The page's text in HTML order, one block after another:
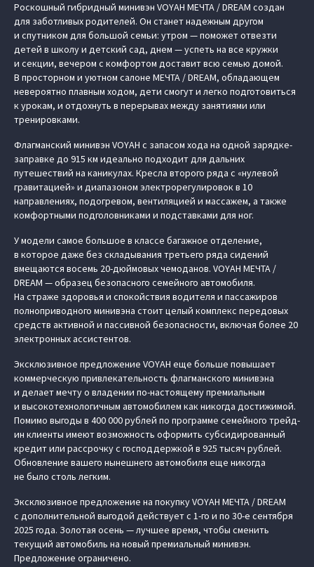
Роскошный гибридный минивэн VOYAH МЕЧТА / DREAM создан
для заботливых родителей. Он станет надежным другом
и спутником для большой семьи: утром — поможет отвезти
детей в школу и детский сад, днем — успеть на все кружки
и секции, вечером с комфортом доставит всю семью домой.
В просторном и уютном салоне МЕЧТА / DREAM, обладающем
невероятно плавным ходом, дети смогут и легко подготовиться
к урокам, и отдохнуть в перерывах между занятиями или
тренировками.
Флагманский минивэн VOYAH с запасом хода на одной зарядке-
заправке до 915 км идеально подходит для дальних
путешествий на каникулах. Кресла второго ряда с «нулевой
гравитацией» и диапазоном электрорегулировок в 10
направлениях, подогревом, вентиляцией и массажем, а также
комфортными подголовниками и подставками для ног.
У модели самое большое в классе багажное отделение,
в которое даже без складывания третьего ряда сидений
вмещаются восемь 20-дюймовых чемоданов. VOYAH МЕЧТА /
DREAM — образец безопасного семейного автомобиля.
На страже здоровья и спокойствия водителя и пассажиров
полноприводного минивэна стоит целый комплекс передовых
средств активной и пассивной безопасности, включая более 20
электронных ассистентов.
Эксклюзивное предложение VOYAH еще больше повышает
коммерческую привлекательность флагманского минивэна
и делает мечту о владении по-настоящему премиальным
и высокотехнологичным автомобилем как никогда достижимой.
Помимо выгоды в 400 000 рублей по программе семейного трейд-
ин клиенты имеют возможность оформить субсидированный
кредит или рассрочку с господдержкой в 925 тысяч рублей.
Обновление вашего нынешнего автомобиля еще никогда
не было столь легким.
Эксклюзивное предложение на покупку VOYAH МЕЧТА / DREAM
с дополнительной выгодой действует с 1-го и по 30-е сентября
2025 года. Золотая осень — лучшее время, чтобы сменить
текущий автомобиль на новый премиальный минивэн.
Предложение ограничено.